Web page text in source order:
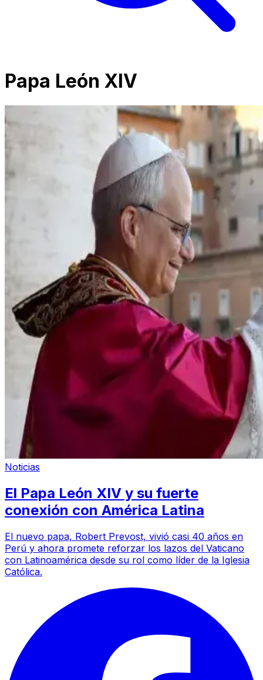
Papa León XIV
Noticias
El Papa León XIV y su fuerte
conexión con América Latina
El nuevo papa, Robert Prevost, vivió casi 40 años en
Perú y ahora promete reforzar los lazos del Vaticano
con Latinoamérica desde su rol como líder de la Iglesia
Católica.